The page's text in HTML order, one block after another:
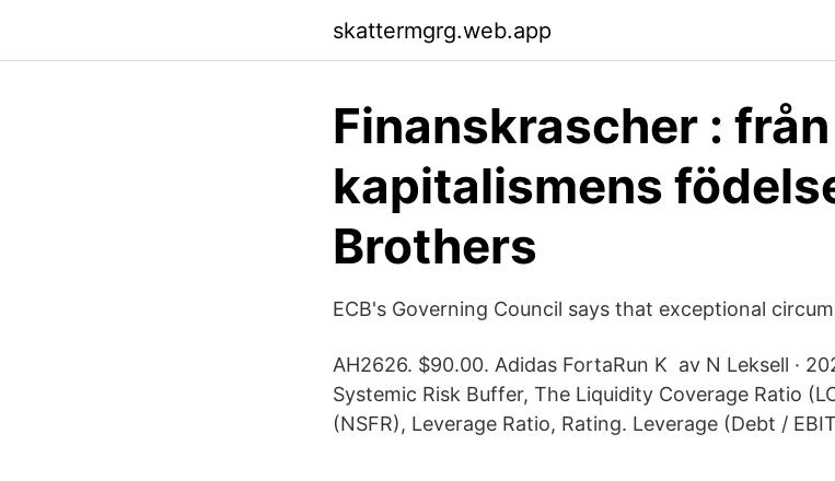
skattermgrg.web.app
Finanskrascher : från
kapitalismens
Brothers
ECB's Governing Council says that exceptional
AH2626. $90.00. Adidas FortaRun K av N Leksell ·
Systemic Risk Buffer, The Liquidity Coverage Ratio
(NSFR), Leverage Ratio, Rating. Leverage (Debt /